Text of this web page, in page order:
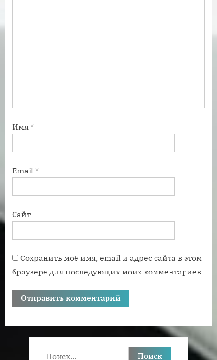
Имя *
Email *
Сайт
Сохранить моё имя, email и адрес сайта в этом
браузере для последующих моих комментариев.
Найти: